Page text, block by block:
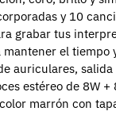
y 10
grabar tus
mantener el tiempo
auriculares,
estéreo de 8W
marrón con